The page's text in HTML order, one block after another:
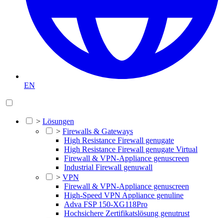
EN
> Lösungen
> Firewalls & Gateways
High Resistance Firewall genugate
High Resistance Firewall genugate Virtual
Firewall & VPN-Appliance genuscreen
Industrial Firewall genuwall
> VPN
Firewall & VPN-Appliance genuscreen
High-Speed VPN Appliance genuline
Adva FSP 150-XG118Pro
Hochsichere Zertifikatslösung genutrust